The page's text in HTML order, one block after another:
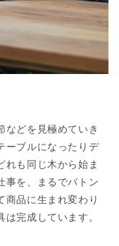
などを見極めていき
ーブルになったりデ
れも同じ木から始ま
事を、まるでバトン
商品に生まれ変わり
完成しています。